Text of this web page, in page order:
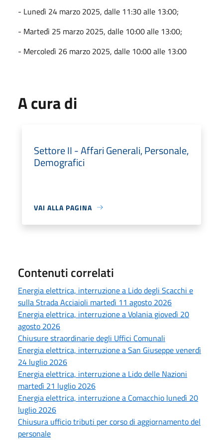
- Lunedì 24 marzo 2025, dalle 11:30 alle 13:00;
- Martedì 25 marzo 2025, dalle 10:00 alle 13:00;
- Mercoledì 26 marzo 2025, dalle 10:00 alle 13:00
A cura di
Settore II - Affari Generali, Personale,
Demografici
VAI ALLA PAGINA
Contenuti correlati
Energia elettrica, interruzione a Lido degli Scacchi e
sulla Strada Acciaioli martedì 11 agosto 2026
Energia elettrica, interruzione a Volania giovedì 20
agosto 2026
Chiusure straordinarie degli Uffici Comunali
Energia elettrica, interruzione a San Giuseppe venerdì
24 luglio 2026
Energia elettrica, interruzione a Lido delle Nazioni
martedì 21 luglio 2026
Energia elettrica, interruzione a Comacchio lunedì 20
luglio 2026
Chiusura ufficio tributi per corso di aggiornamento del
personale